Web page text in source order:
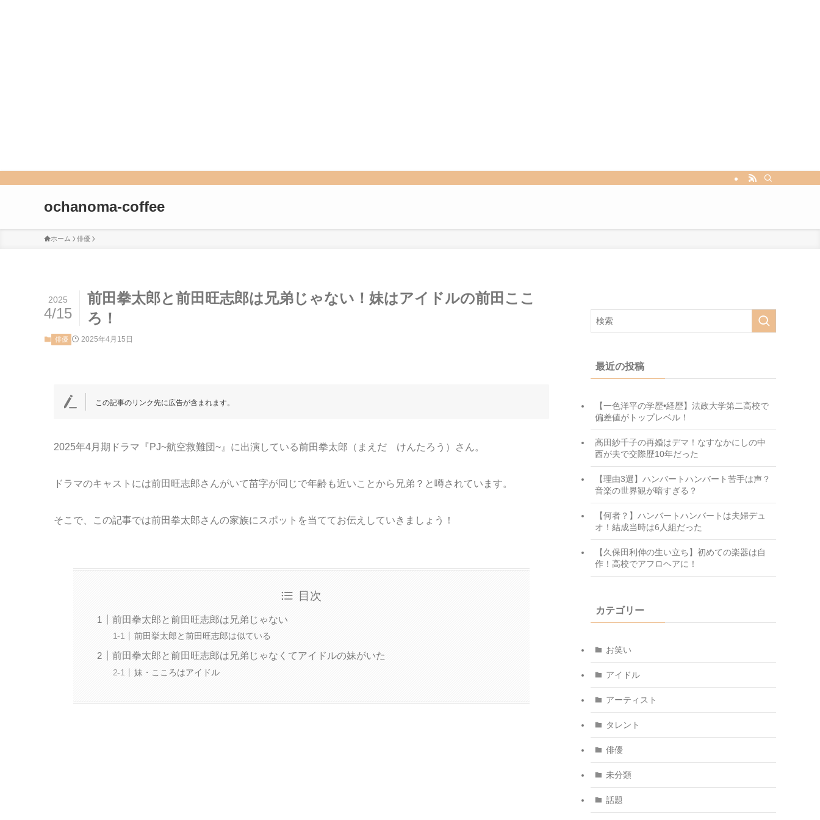
ochanoma-coffee
ホーム 俳優
前田拳太郎と前田旺志郎は兄弟じゃない！妹はアイドルの前田ここ
ろ！
2025
4/15
俳優 2025年4月15日
この記事のリンク先に広告が含まれます。
2025年4月期ドラマ『PJ~航空救難団~』に出演している前田拳太郎（まえだ けんたろう）さん。
ドラマのキャストには前田旺志郎さんがいて苗字が同じで年齢も近いことから兄弟？と噂されています。
そこで、この記事では前田拳太郎さんの家族にスポットを当ててお伝えしていきましょう！
目次
前田拳太郎と前田旺志郎は兄弟じゃない
前田挙太郎と前田旺志郎は似ている
前田拳太郎と前田旺志郎は兄弟じゃなくてアイドルの妹がいた
妹・こころはアイドル
最近の投稿
【一色洋平の学歴•経歴】法政大学第二高校で
偏差値がトップレベル！
高田紗千子の再婚はデマ！なすなかにしの中
西が夫で交際歴10年だった
【理由3選】ハンバートハンバート苦手は声？
音楽の世界観が暗すぎる？
【何者？】ハンバートハンバートは夫婦デュ
オ！結成当時は6人組だった
【久保田利伸の生い立ち】初めての楽器は自
作！高校でアフロヘアに！
カテゴリー
お笑い
アイドル
アーティスト
タレント
俳優
未分類
話題